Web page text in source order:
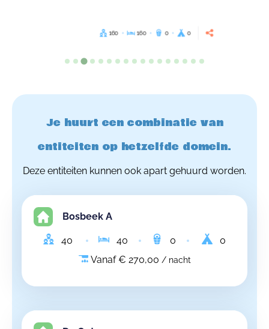
160 160 0 0
Je huurt een combinatie van
entiteiten op hetzelfde domein.
Deze entiteiten kunnen ook apart gehuurd worden.
Bosbeek A
40 40 0
0
Vanaf € 270,00 / nacht